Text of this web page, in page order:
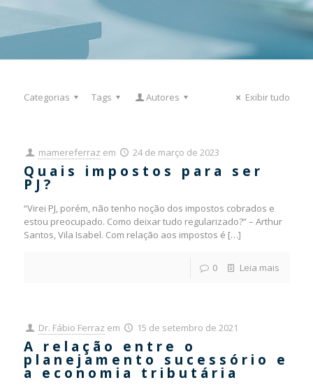
Categorias Tags Autores Exibir tudo
mamereferraz em 24 de março de 2023
Quais impostos para ser
PJ?
“Virei PJ, porém, não tenho noção dos impostos cobrados e
estou preocupado. Como deixar tudo regularizado?” – Arthur
Santos, Vila Isabel. Com relação aos impostos é […]
0 Leia mais
Dr. Fábio Ferraz em 15 de setembro de 2021
A relação entre o
planejamento sucessório e
a economia tributária